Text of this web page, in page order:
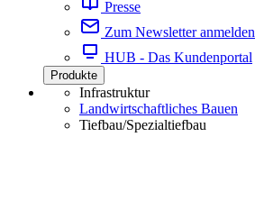
Presse
Zum Newsletter anmelden
HUB - Das Kundenportal
Produkte
Infrastruktur
Landwirtschaftliches Bauen
Tiefbau/Spezialtiefbau